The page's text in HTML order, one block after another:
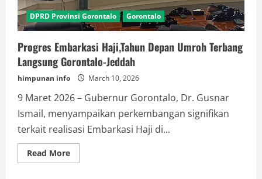
DPRD Provinsi Gorontalo Gorontalo
Progres Embarkasi Haji,Tahun Depan Umroh Terbang
Langsung Gorontalo-Jeddah
himpunan info March 10, 2026
9 Maret 2026 – Gubernur Gorontalo, Dr. Gusnar
Ismail, menyampaikan perkembangan signifikan
terkait realisasi Embarkasi Haji di...
Read MoreRead
more